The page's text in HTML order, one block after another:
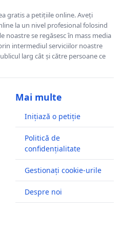
gratis a petițiile online. Aveți
la un nivel profesional folosind
noastre se regăsesc în mass media
intermediul serviciilor noastre
larg cât și către persoane ce
Mai multe
Inițiază o petiție
Politică de
confidențialitate
Gestionați cookie-urile
Despre noi